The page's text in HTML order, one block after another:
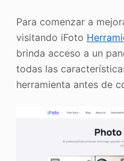
Para comenzar a
visitando iFoto
brinda acceso a un
todas las
herramienta antes de